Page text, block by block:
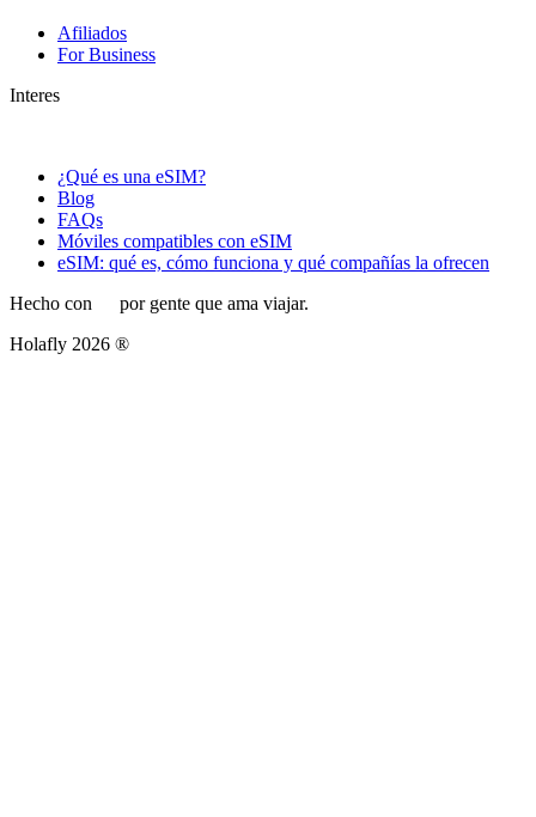
Afiliados
For Business
Interes
¿Qué es una eSIM?
Blog
FAQs
Móviles compatibles con eSIM
eSIM: qué es, cómo funciona y qué compañías la ofrecen
Hecho con
por gente que ama viajar.
Holafly 2026 ®